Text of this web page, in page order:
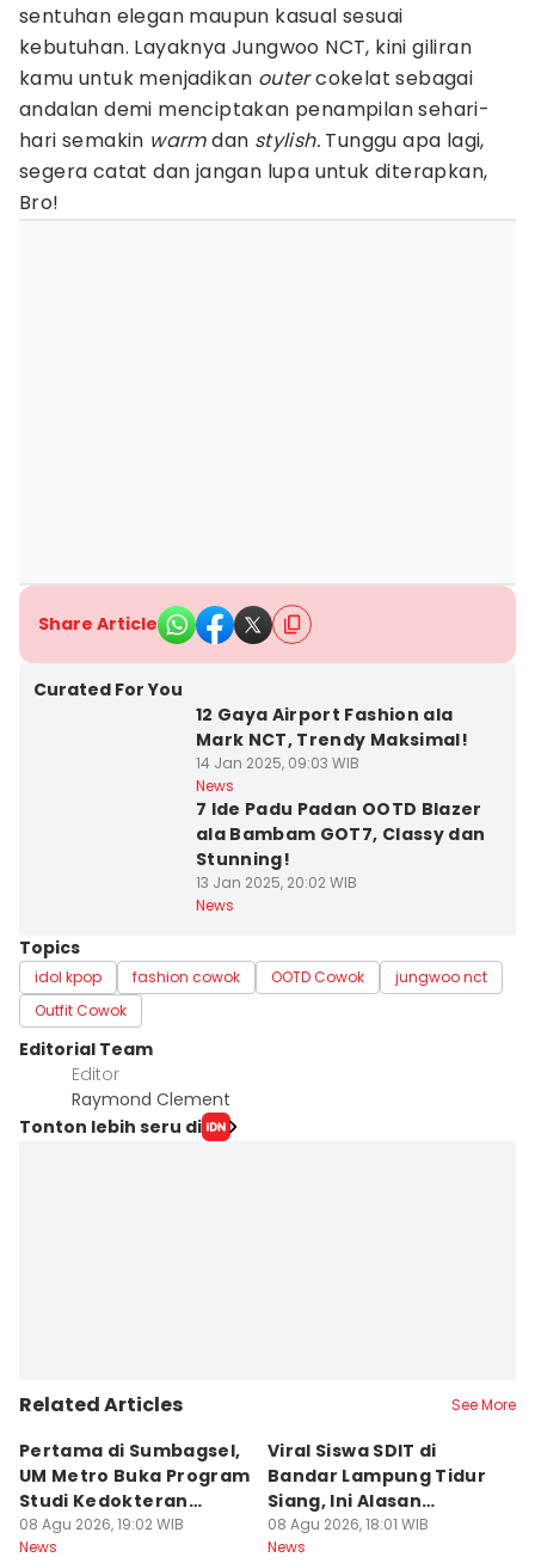
sentuhan elegan maupun kasual sesuai
kebutuhan. Layaknya Jungwoo NCT, kini giliran
kamu untuk menjadikan outercokelat sebagai
andalan demi menciptakan penampilan sehari-
hari semakin warmdan stylish. Tunggu apa lagi,
segera catat dan jangan lupa untuk diterapkan,
Bro!
Share Article
Curated For You
12 Gaya Airport Fashion ala
Mark NCT, Trendy Maksimal!
14 Jan 2025, 09:03 WIB
News
7 Ide Padu Padan OOTD Blazer
ala Bambam GOT7, Classy dan
Stunning!
13 Jan 2025, 20:02 WIB
News
Topics
idol kpop fashion cowok OOTD Cowok
jungwoo nct
Outfit Cowok
Editorial Team
Editor
Raymond Clement
Tonton lebih seru di
Related Articles See More
Pertama di Sumbagsel,
UM Metro Buka Program
Studi Kedokteran
Hewan
08 Agu 2026, 19:02 WIB
News
Viral Siswa SDIT di
Bandar Lampung Tidur
Siang, Ini Alasan
Sekolah
08 Agu 2026, 18:01 WIB
News